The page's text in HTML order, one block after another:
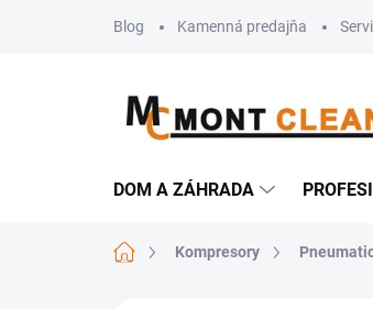
Blog Kamenná predajňa
DOM A ZÁHRADA
DomovKompresory